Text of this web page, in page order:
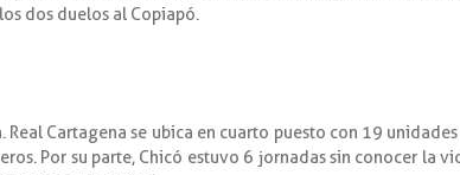
dos duelos al Copiapó.
Cartagena se ubica en cuarto puesto con 19 unidades
Por su parte, Chicó estuvo 6 jornadas sin conocer la